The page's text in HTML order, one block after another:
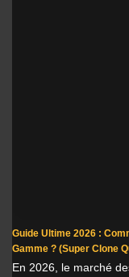
Guide Ultime 2026 :
Gamme ? (Super Clone
En 2026, le marché